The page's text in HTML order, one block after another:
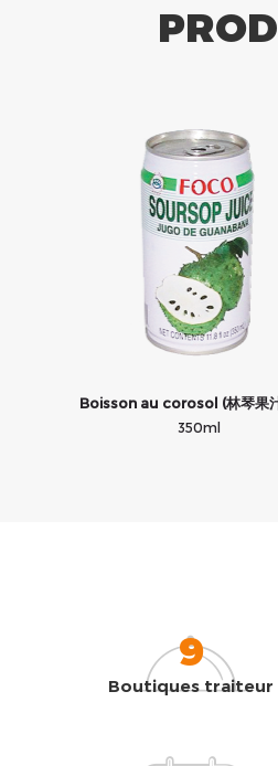
Boisson au corosol (林琴果
350ml
9
Boutiques traiteur